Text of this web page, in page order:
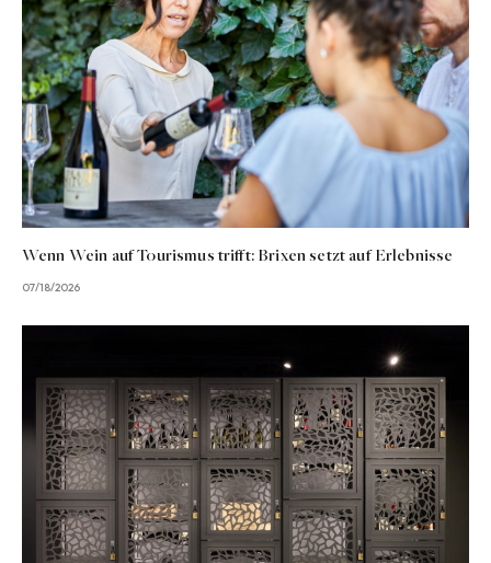
Wenn Wein auf Tourismus trifft: Brixen setzt auf Erlebnisse
07/18/2026